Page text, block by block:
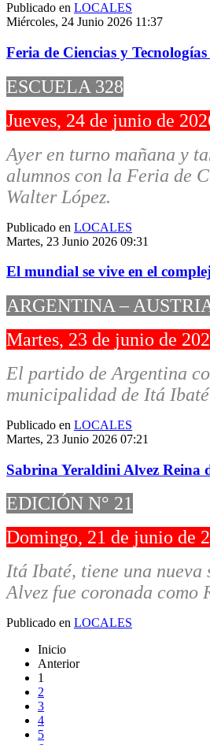
Publicado en LOCALES
Miércoles, 24 Junio 2026 11:37
Feria de Ciencias y
ESCUELA 328
Jueves, 24 de junio de
Ayer en turno mañana y
alumnos con la Feria de
Walter López.
Publicado en LOCALES
Martes, 23 Junio 2026 09:31
El mundial se vive en el
ARGENTINA –
Martes, 23 de junio de
El partido de Argentina
municipalidad de Itá
Publicado en LOCALES
Martes, 23 Junio 2026 07:21
Sabrina Yeraldini Alvez Reina
EDICIÓN N° 21
Domingo, 21 de junio de
Itá Ibaté, tiene una nueva
Alvez fue coronada como
Publicado en LOCALES
Inicio
Anterior
1
2
3
4
5